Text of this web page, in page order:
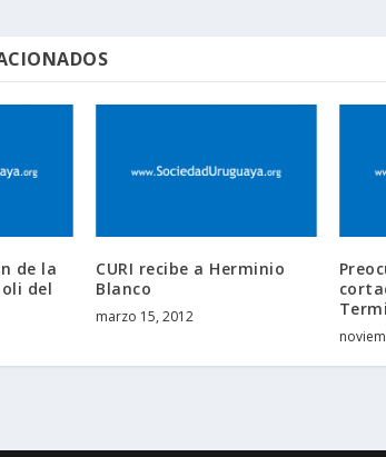
de la
del
CURI recibe a Herminio
Blanco
marzo 15, 2012